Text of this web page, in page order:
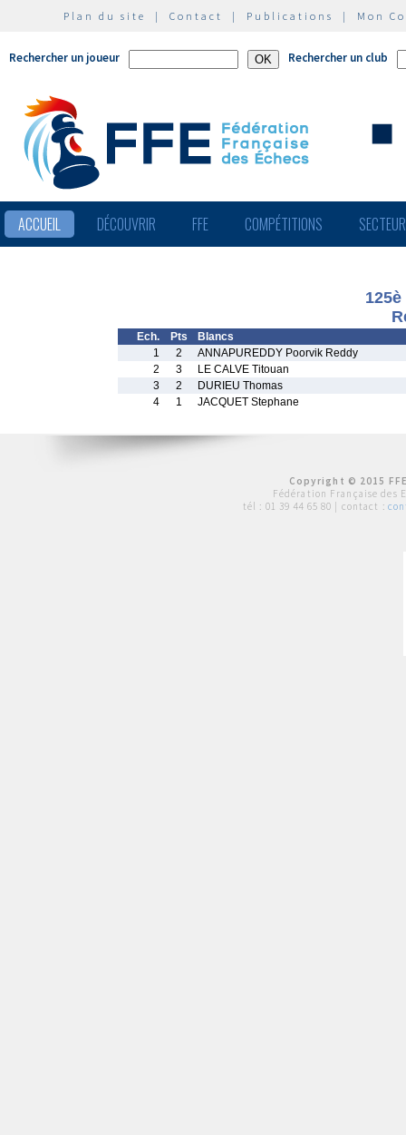
Plan du site | Contact | Publications | Mon
Rechercher un joueur Rechercher un club
ACCUEIL DÉCOUVRIR FFE COMPÉTITIONS
Ech. Pts
Blancs
1
2
ANNAPUREDDY Poorvik Reddy
2
3
LE CALVE Titouan
3
2
DURIEU Thomas
4
1 JACQUET Stephane
Copyright © 2015
Fédération Française des
tél : 01 39 44 65 80 | contact :